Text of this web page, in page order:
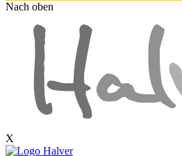
Nach oben
X